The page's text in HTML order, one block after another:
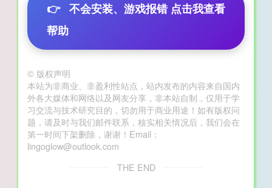
👉 不会安装、游戏报错 点击我查看
帮助
© 版权声明
本站为非商业、非盈利性站点，站内发布的内容来自国内
外各大媒体和网络以及网友分享，非本站自制，仅用于学
习交流与技术研究目的，切勿用于商业用途！如有版权问
题，请及时与我们邮件联系，核实相关情况后，我们会在
第一时间下架删除，谢谢！Email：
lingoglow@outlook.com
THE END